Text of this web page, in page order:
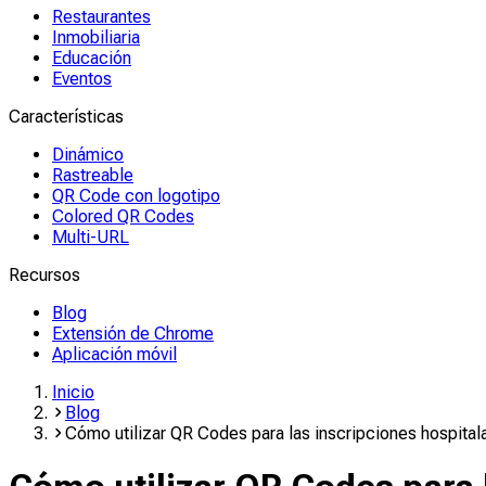
Restaurantes
Inmobiliaria
Educación
Eventos
Características
Dinámico
Rastreable
QR Code con logotipo
Colored QR Codes
Multi-URL
Recursos
Blog
Extensión de Chrome
Aplicación móvil
Inicio
Blog
Cómo utilizar QR Codes para las inscripciones